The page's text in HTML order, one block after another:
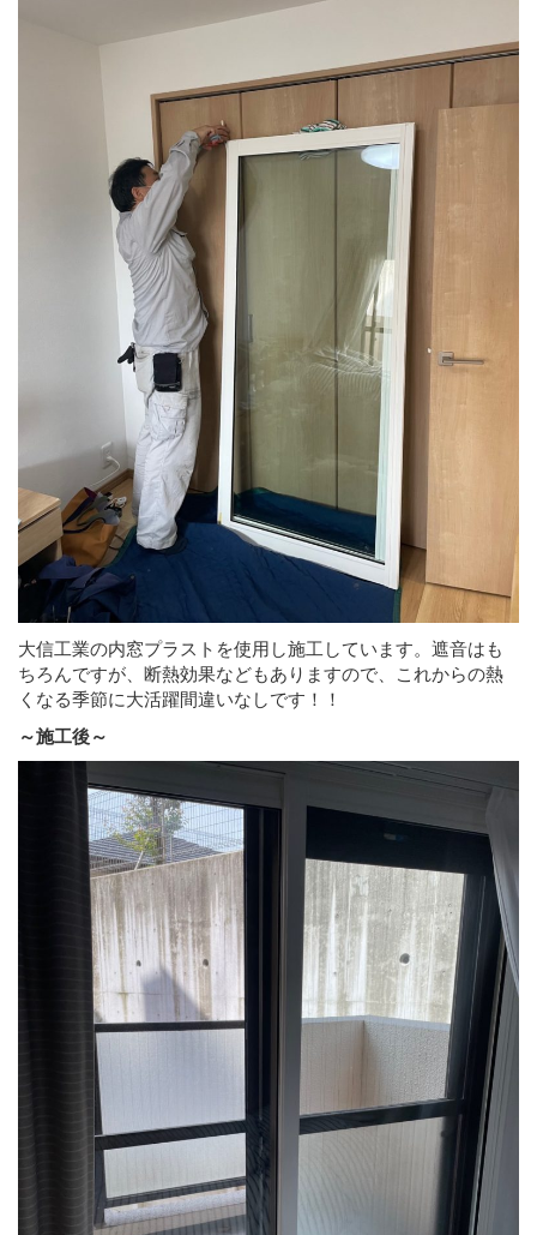
大信工業の内窓プラストを使用し施工しています。遮音はも
ちろんですが、断熱効果などもありますので、これからの熱
くなる季節に大活躍間違いなしです！！
～施工後～